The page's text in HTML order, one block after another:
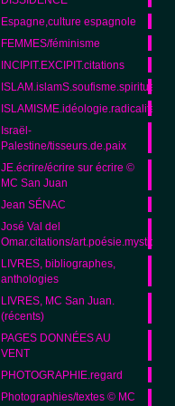
Espagne,culture espagnole
FEMMES/féminisme
INCIPIT.EXCIPIT.citations
ISLAM.islamS.soufisme.spiritualité
ISLAMISME.idéologie.radicalité.
Israël-
Palestine/tisseurs.de.paix
JE.écrire/écrire sur écrire ©
MC San Juan
Jean SÉNAC
José Val del
Omar.citations/art.poésie.mystique
LIVRES, bibliographes,
anthologies
LIVRES, MC San Juan.
(récents)
PAGES DONNÉES AU
VENT
PHOTOGRAPHIE.regard
Photographies/textes © MC